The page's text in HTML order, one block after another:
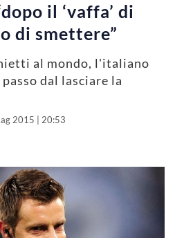
il ‘vaffa’ di
di smettere”
al mondo, l'italiano
dal lasciare la
2015 | 20:53